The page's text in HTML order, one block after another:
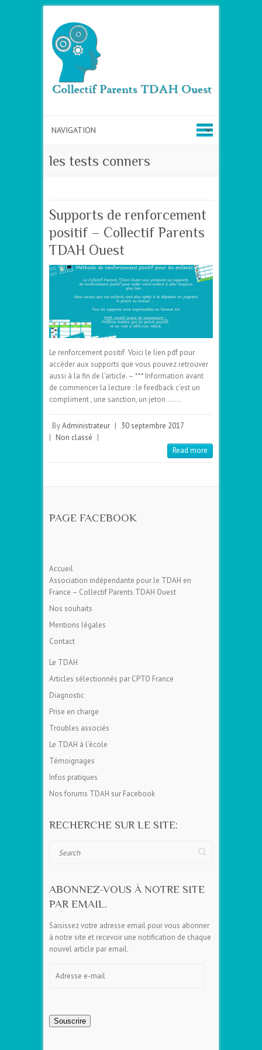
les tests conners
Supports de renforcement
positif – Collectif Parents
TDAH Ouest
Le renforcement positif Voici le lien pdf pour
accéder aux supports que vous pouvez retrouver
aussi à la fin de l’article. – *** Information avant
de commencer la lecture : le feedback c’est un
compliment , une sanction, un jeton ……
ByAdministrateur
30 septembre 2017
Non classé
Read more
PAGE FACEBOOK
Accueil
Association indépendante pour le TDAH en
France – Collectif Parents TDAH Ouest
Nos souhaits
Mentions légales
Contact
Le TDAH
Articles sélectionnés par CPTO France
Diagnostic
Prise en charge
Troubles associés
Le TDAH à l’école
Témoignages
Infos pratiques
Nos forums TDAH sur Facebook
RECHERCHE SUR LE SITE:
ABONNEZ-VOUS À NOTRE SITE
PAR EMAIL.
Saisissez votre adresse email pour vous abonner
à notre site et recevoir une notification de chaque
nouvel article par email.
Souscrire